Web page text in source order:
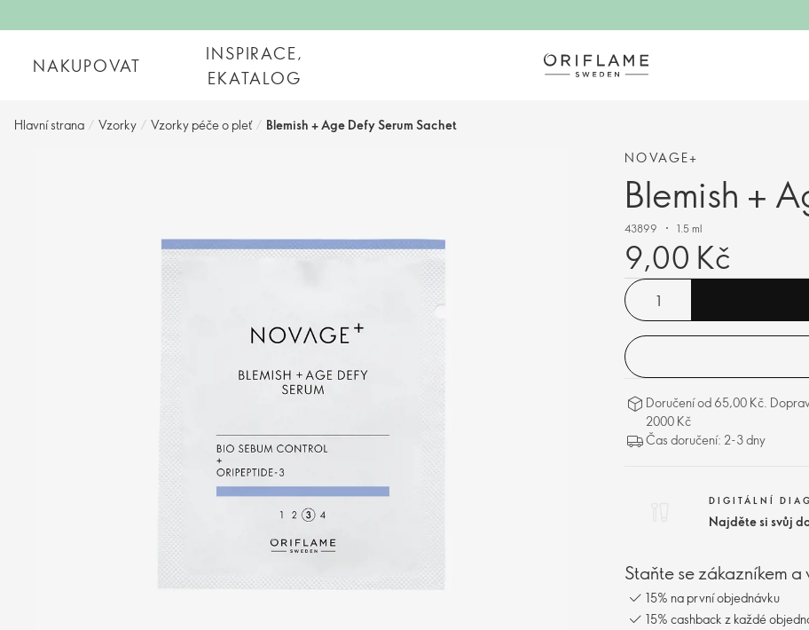
NAKUPOVAT
INSPIRACE,
EKATALOG
Hlavní strana / Vzorky / Vzorky péče o pleť / Blemish + Age Defy Serum Sachet
NOVAGE+
Blemish +
43899 1.5 ml
9,00 Kč
Doručení od 65,00 Kč.
2000 Kč
Čas doručení: 2-3 dny
DIGITÁLNÍ
Najděte si svůj
Staňte se zákazníkem
15% na první objednávku
15% cashback z každé